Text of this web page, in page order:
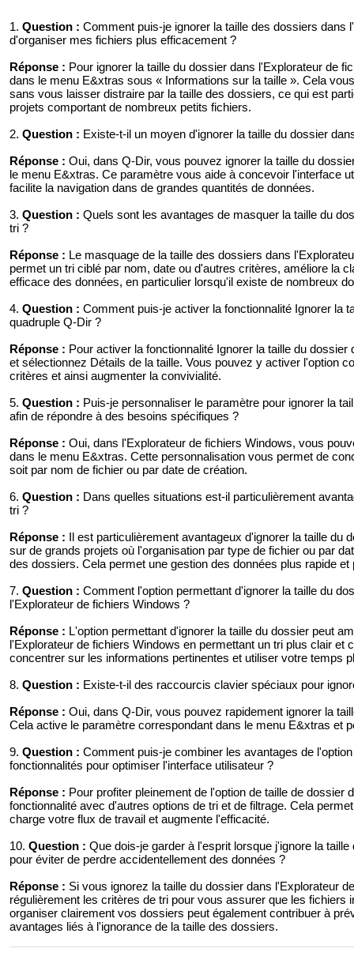
1. Question : Comment puis-je ignorer la taille des dossiers dans
d'organiser mes fichiers plus efficacement ?
Réponse : Pour ignorer la taille du dossier dans l'Explorateur de
dans le menu E&xtras sous « Informations sur la taille ». Cela
sans vous laisser distraire par la taille des dossiers, ce qui est
projets comportant de nombreux petits fichiers.
2. Question : Existe-t-il un moyen d'ignorer la taille du dossier
Réponse : Oui, dans Q-Dir, vous pouvez ignorer la taille du
le menu E&xtras. Ce paramètre vous aide à concevoir l'interface
facilite la navigation dans de grandes quantités de données.
3. Question : Quels sont les avantages de masquer la taille du
tri ?
Réponse : Le masquage de la taille des dossiers dans
permet un tri ciblé par nom, date ou d'autres critères, améliore la
efficace des données, en particulier lorsqu'il existe de nombreux
4. Question : Comment puis-je activer la fonctionnalité Ignorer la
quadruple Q-Dir ?
Réponse : Pour activer la fonctionnalité Ignorer la taille du
et sélectionnez Détails de la taille. Vous pouvez y activer l'option
critères et ainsi augmenter la convivialité.
5. Question : Puis-je personnaliser le paramètre pour ignorer la
afin de répondre à des besoins spécifiques ?
Réponse : Oui, dans l'Explorateur de fichiers Windows, vous
dans le menu E&xtras. Cette personnalisation vous permet de
soit par nom de fichier ou par date de création.
6. Question : Dans quelles situations est-il particulièrement
tri ?
Réponse : Il est particulièrement avantageux d'ignorer la taille du
sur de grands projets où l'organisation par type de fichier ou par
des dossiers. Cela permet une gestion des données plus rapide et
7. Question : Comment l'option permettant d'ignorer la taille du
l'Explorateur de fichiers Windows ?
Réponse : L'option permettant d'ignorer la taille du dossier peut
l'Explorateur de fichiers Windows en permettant un tri plus clair
concentrer sur les informations pertinentes et utiliser votre temps
8. Question : Existe-t-il des raccourcis clavier spéciaux pour
Réponse : Oui, dans Q-Dir, vous pouvez rapidement ignorer la
Cela active le paramètre correspondant dans le menu E&xtras et
9. Question : Comment puis-je combiner les avantages de
fonctionnalités pour optimiser l'interface utilisateur ?
Réponse : Pour profiter pleinement de l'option de taille de
fonctionnalité avec d'autres options de tri et de filtrage. Cela
charge votre flux de travail et augmente l'efficacité.
10. Question : Que dois-je garder à l'esprit lorsque j'ignore la
pour éviter de perdre accidentellement des données ?
Réponse : Si vous ignorez la taille du dossier dans l'Explorateur
régulièrement les critères de tri pour vous assurer que les
organiser clairement vos dossiers peut également contribuer à
avantages liés à l'ignorance de la taille des dossiers.